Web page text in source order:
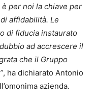
per noi la chiave per
affidabilità. Le
di fiducia instaurato
ad accrescere il
che il Gruppo
, ha dichiarato Antonio
azienda.